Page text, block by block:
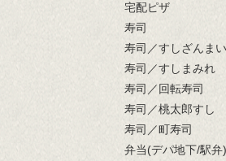
宅配ピザ
寿司
寿司／すしざんまい
寿司／すしまみれ
寿司／回転寿司
寿司／桃太郎すし
寿司／町寿司
弁当(デパ地下/駅弁)